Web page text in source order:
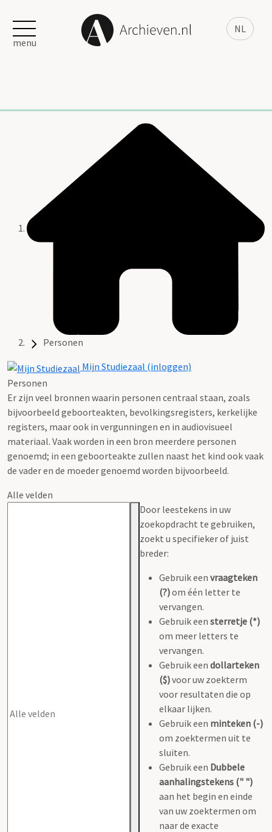
NL
menu
Personen
Mijn Studiezaal (inloggen)
Personen
Er zijn veel bronnen waarin personen centraal staan, zoals
bijvoorbeeld geboorteakten, bevolkingsregisters, kerkelijke
registers, maar ook in vergunningen en in audiovisueel
materiaal. Vaak worden in een bron meerdere personen
genoemd; in een geboorteakte zullen naast het kind ook vaak
de vader en de moeder genoemd worden bijvoorbeeld.
Alle velden
Door leestekens in uw
zoekopdracht te gebruiken,
zoekt u specifieker of juist
breder:
Gebruik een vraagteken
(?)om één letter te
vervangen.
Gebruik een sterretje (*)
om meer letters te
vervangen.
Gebruik een dollarteken
($)voor uw zoekterm
voor resultaten die op
elkaar lijken.
Gebruik een minteken (-)
om zoektermen uit te
sluiten.
Gebruik een Dubbele
aanhalingstekens (" ")
aan het begin en einde
van uw zoektermen om
naar de exacte